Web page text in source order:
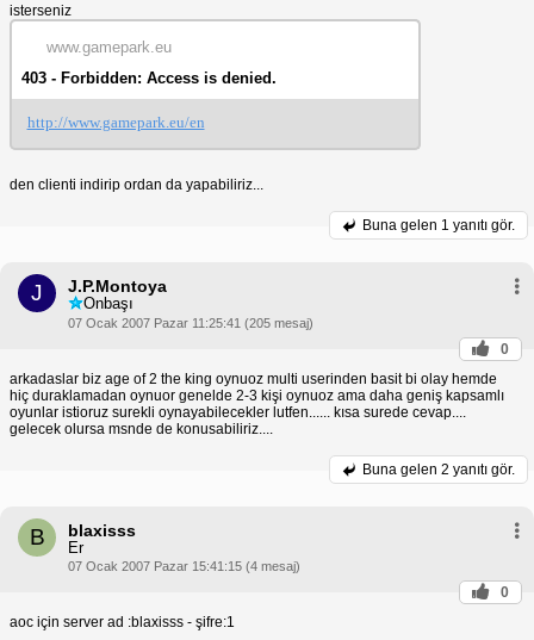
isterseniz
www.gamepark.eu
403 - Forbidden: Access is denied.
http://www.gamepark.eu/en
den clienti indirip ordan da yapabiliriz...
Buna gelen 1 yanıtı gör.
J J.P.Montoya
Onbaşı
07 Ocak 2007 Pazar 11:25:41 (205 mesaj)
0
arkadaslar biz age of 2 the king oynuoz multi userinden basit bi olay hemde
hiç duraklamadan oynuor genelde 2-3 kişi oynuoz ama daha geniş kapsamlı
oyunlar istioruz surekli oynayabilecekler lutfen...... kısa surede cevap....
gelecek olursa msnde de konusabiliriz....
Buna gelen 2 yanıtı gör.
B blaxisss
Er
07 Ocak 2007 Pazar 15:41:15 (4 mesaj)
0
aoc için server ad :blaxisss - şifre:1